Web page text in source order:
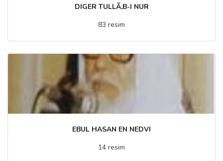
DIGER TULLÃ‚B-I NUR
83 resim
EBUL HASAN EN NEDVI
14 resim